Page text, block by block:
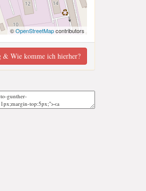
©OpenStreetMapcontributors
& Wie komme ich hierher?